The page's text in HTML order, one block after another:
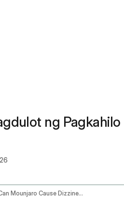
ng Pagkahilo
Can Mounjaro Cause Dizziness